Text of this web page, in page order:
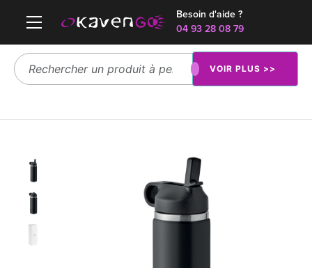
Besoin d'aide ?
04 93 28 08 79
VOIR PLUS >>